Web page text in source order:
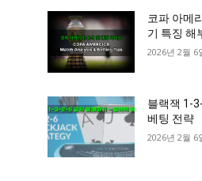
코파 아메
기 특징 해
2026년 2월 6
블랙잭 1-
베팅 전략
2026년 2월 6